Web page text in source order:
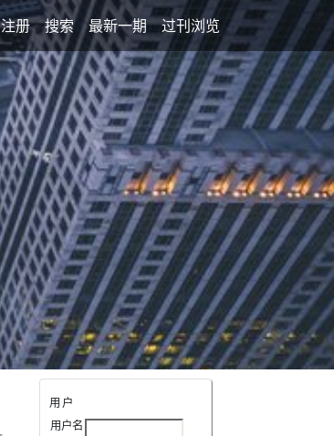
注册 搜索 最新一期 过刊浏览
用户
用户名